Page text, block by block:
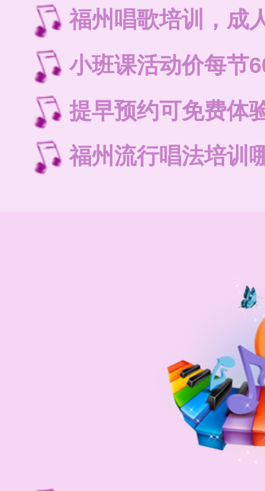
福州唱歌培训，成
小班课活动价每节
提早预约可免费体
福州流行唱法培训